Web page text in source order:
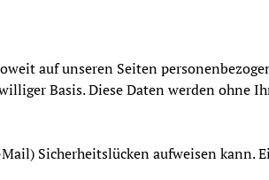
auf unseren Seiten
Basis. Diese Daten werden ohne
Sicherheitslücken aufweisen kann.